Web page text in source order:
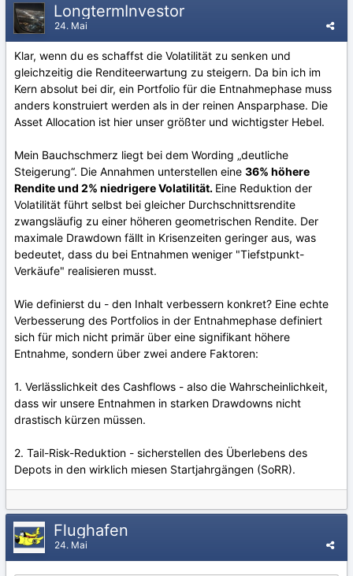
LongtermInvestor
24. Mai
Klar, wenn du es schaffst die Volatilität zu senken und
gleichzeitig die Renditeerwartung zu steigern. Da bin ich im
Kern absolut bei dir, ein Portfolio für die Entnahmephase muss
anders konstruiert werden als in der reinen Ansparphase. Die
Asset Allocation ist hier unser größter und wichtigster Hebel.
Mein Bauchschmerz liegt bei dem Wording „deutliche
Steigerung“. Die Annahmen unterstellen eine 36% höhere
Rendite und 2% niedrigere Volatilität. Eine Reduktion der
Volatilität führt selbst bei gleicher Durchschnittsrendite
zwangsläufig zu einer höheren geometrischen Rendite. Der
maximale Drawdown fällt in Krisenzeiten geringer aus, was
bedeutet, dass du bei Entnahmen weniger "Tiefstpunkt-
Verkäufe" realisieren musst.
Wie definierst du - den Inhalt verbessern konkret? Eine echte
Verbesserung des Portfolios in der Entnahmephase definiert
sich für mich nicht primär über eine signifikant höhere
Entnahme, sondern über zwei andere Faktoren:
1. Verlässlichkeit des Cashflows - also die Wahrscheinlichkeit,
dass wir unsere Entnahmen in starken Drawdowns nicht
drastisch kürzen müssen.
2. Tail-Risk-Reduktion - sicherstellen des Überlebens des
Depots in den wirklich miesen Startjahrgängen (SoRR).
Flughafen
24. Mai